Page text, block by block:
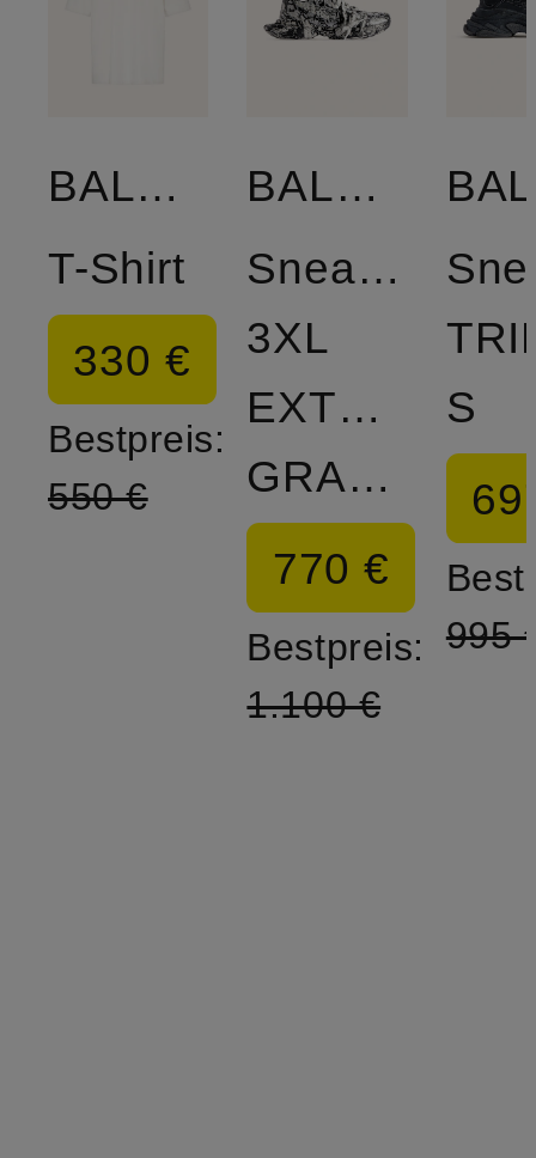
BALENCIAGA
T-Shirt
330 €
Bestpreis:
550 €
BALENCIAGA
Sneaker
3XL
EXTREME
GRAFFITI
770 €
Bestpreis:
1.100 €
S
995